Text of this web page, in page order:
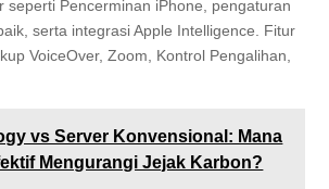
seperti Pencerminan iPhone, pengaturan
serta integrasi Apple Intelligence. Fitur
VoiceOver, Zoom, Kontrol Pengalihan,
vs Server Konvensional: Mana
Mengurangi Jejak Karbon?